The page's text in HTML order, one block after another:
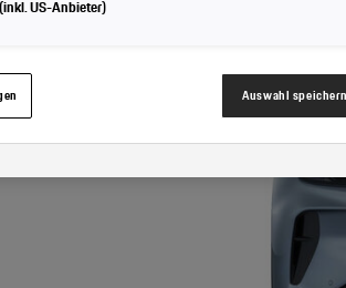
Marketingzwecke:
Sofern Sie über einen von uns
US-Anbieter)
Auswahl speichern